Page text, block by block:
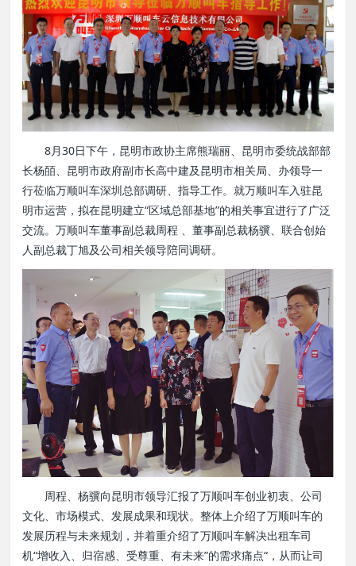
8月30日下午，昆明市政协主席熊瑞丽、昆明市委统战部部
长杨皕、昆明市政府副市长高中建及昆明市相关局、办领导一
行莅临万顺叫车深圳总部调研、指导工作。就万顺叫车入驻昆
明市运营，拟在昆明建立“区域总部基地”的相关事宜进行了广泛
交流。万顺叫车董事副总裁周程 、董事副总裁杨骥、联合创始
人副总裁丁旭及公司相关领导陪同调研。
周程、杨骥向昆明市领导汇报了万顺叫车创业初衷、公司
文化、市场模式、发展成果和现状。整体上介绍了万顺叫车的
发展历程与未来规划，并着重介绍了万顺叫车解决出租车司
机“增收入、归宿感、受尊重、有未来”的需求痛点“，从而让司